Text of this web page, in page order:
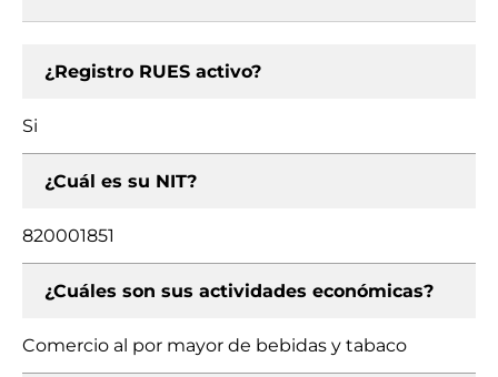
¿Registro RUES activo?
Si
¿Cuál es su NIT?
820001851
¿Cuáles son sus actividades económicas?
Comercio al por mayor de bebidas y tabaco